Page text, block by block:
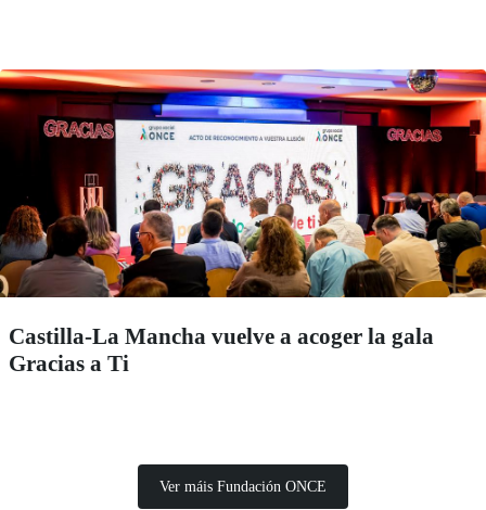
Castilla-La Mancha vuelve a acoger la gala
Gracias a Ti
Ver máis Fundación ONCE